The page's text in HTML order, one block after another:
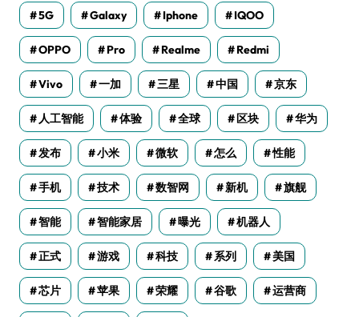
5G Galaxy Iphone IQOO
OPPO Pro Realme Redmi
Vivo 一加 三星 中国 京东
人工智能 体验 全球 区块 华为
发布 小米 微软 怎么 性能
手机 技术 数智网 新机 旗舰
智能 智能家居 曝光 机器人
正式 游戏 科技 系列 美国
芯片 苹果 荣耀 谷歌 运营商